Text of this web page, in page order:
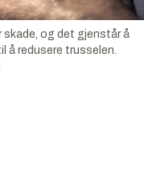
og det gjenstår å
å redusere trusselen.